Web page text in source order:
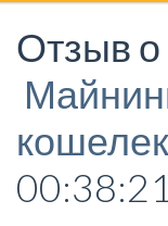
Красота Здоровье
Отзыв о
кошелек